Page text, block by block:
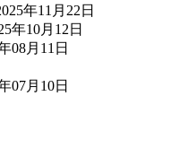
年11月22日
年10月12日
08月11日
07月10日